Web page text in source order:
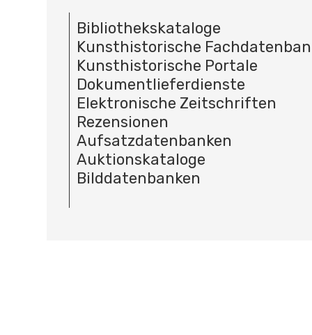
Bibliothekskataloge
Kunsthistorische
Kunsthistorische Portale
Dokumentlieferdienste
Elektronische Zeitschriften
Rezensionen
Aufsatzdatenbanken
Auktionskataloge
Bilddatenbanken